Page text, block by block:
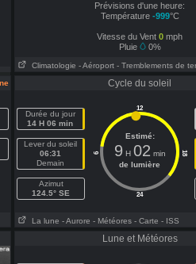
Prévisions d'une heure:
Température -999°C
Vitesse du Vent 0 mph
Pluie
0%
Climatologie - Aéroport - Tremblements de
Cycle du soleil
Durée du jour
14 H 06 min
Lever du soleil
06:31
Demain
Azimut
124.5° SE
12
24
6 18
Estimé:
9H 02 min
de lumière
La lune - Aurore - Météores - Carte - ISS
Lune et Météores